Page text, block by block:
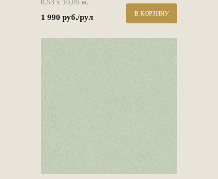
0,53 х 10,05 м.
1 990 руб./рул В КОРЗИНУ